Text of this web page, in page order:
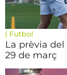
| Futbol
La prèvia
29 de març